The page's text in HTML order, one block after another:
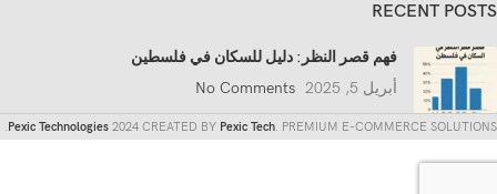
RECENT POSTS
فهم قصر النظر: دليل للسكان في فلسطين
أبريل 5, 2025
No Comments
Pexic Technologies 2024 CREATED BY Pexic Tech. PREMIUM E-COMMERCE SOLUTIONS.